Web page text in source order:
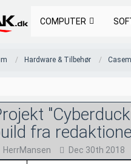
COMPUTER
Hardware & Tilbehør
fra
HerrMansen Dec 30th 2018